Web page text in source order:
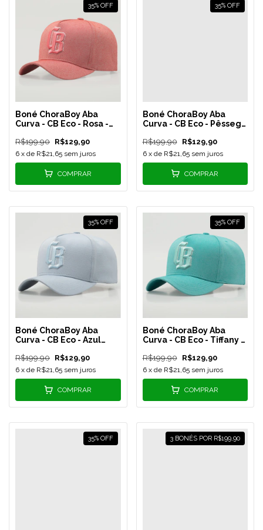
35% OFF
Boné ChoraBoy Aba
Curva - CB Eco - Rosa -
R$199,90 R$129,90
6 x de R$21,65 sem juros
COMPRAR
35% OFF
Boné ChoraBoy Aba
Curva - CB Eco - Pêssego
R$199,90 R$129,90
6 x de R$21,65 sem juros
COMPRAR
35% OFF
Boné ChoraBoy Aba
Curva - CB Eco - Azul
R$199,90 R$129,90
6 x de R$21,65 sem juros
COMPRAR
35% OFF
Boné ChoraBoy Aba
Curva - CB Eco - Tiffany -
R$199,90 R$129,90
6 x de R$21,65 sem juros
COMPRAR
35% OFF 3 BONÉS POR R$199,90